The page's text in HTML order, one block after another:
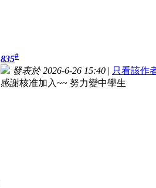
835#
發表於 2026-6-26 15:40 | 只看該作
感謝核准加入~~ 努力變中學生